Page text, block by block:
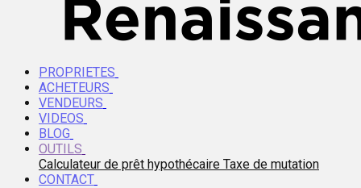
PROPRIETES
ACHETEURS
VENDEURS
VIDEOS
BLOG
OUTILS
Calculateur de prêt hypothécaire Taxe de mutation
CONTACT